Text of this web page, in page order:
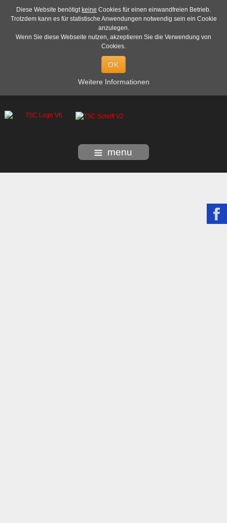
Diese Website benötigt keine Cookies für einen einwandfreien Betrieb.
Trotzdem kann es für statistische Anwendungen notwendig sein ein Cookie
anzulegen.
Wenn Sie diese Webseite nutzen, akzeptieren Sie die Verwendung von
Cookies.
OK
Weitere Informationen
menu